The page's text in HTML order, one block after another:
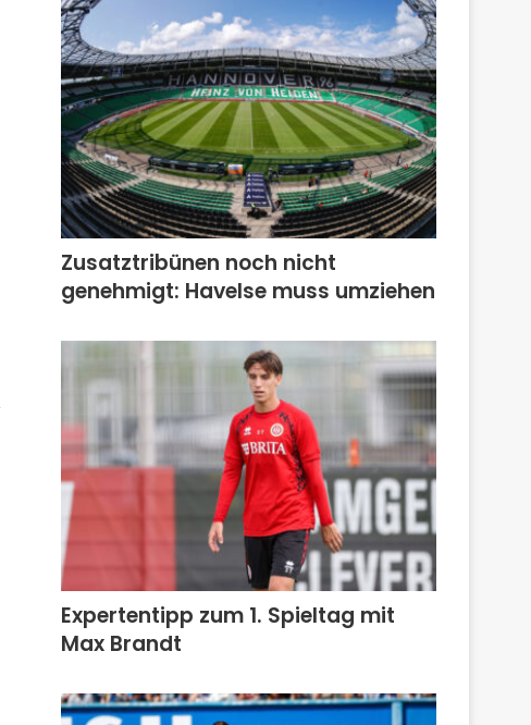
Zusatztribünen noch nicht
genehmigt: Havelse muss umziehen
Expertentipp zum 1. Spieltag mit
Max Brandt